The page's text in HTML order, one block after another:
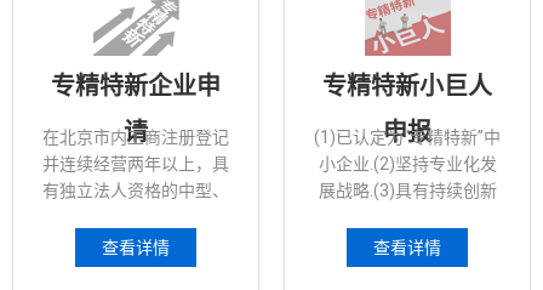
专精特新企业申
请
在北京市内工商注册登记
并连续经营两年以上，具
有独立法人资格的中型、
划型按照《中小企业划型
标准规定》（工信部联企
查看详情
专精特新小巨人
申报
(1)已认定为“专精特新”中
小企业.(2)坚持专业化发
展战略.(3)具有持续创新
良好、社会责任感强
查看详情